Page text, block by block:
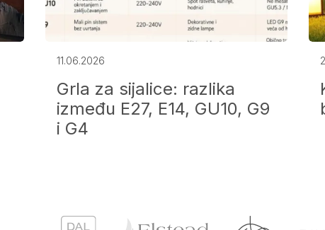
11.06.2026
Grla za sijalice: razlika
između E27, E14, GU10, G9
i G4